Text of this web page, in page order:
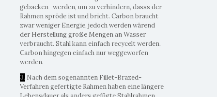
gebacken- werden, um zu verhindern, dasss der
Rahmen spröde ist und bricht. Carbon braucht
zwar weniger Energie, jedoch werden wärend
der Herstellung große Mengen an Wasser
verbraucht. Stahl kann einfach recycelt werden.
Carbon hingegen einfach nur weggeworfen
werden.
3. Nach dem sogenannten Fillet-Brazed-
Verfahren gefertigte Rahmen haben eine längere